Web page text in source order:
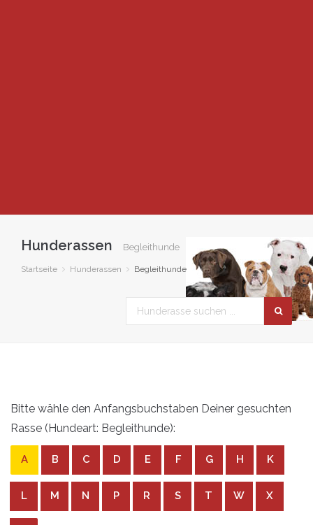
Hunderassen Begleithunde
Startseite Hunderassen Begleithunde
Bitte wähle den Anfangsbuchstaben Deiner gesuchten
Rasse (Hundeart: Begleithunde):
A B C D E F G H K
L M N P R S T W X